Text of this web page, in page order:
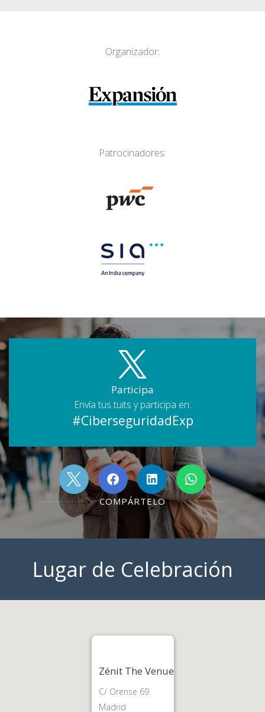
Organizador:
Patrocinadores:
Participa
Envía tus tuits y participa en:
#CiberseguridadExp
COMPÁRTELO
Lugar de Celebración
Zénit The Venue
C/ Orense 69
Madrid